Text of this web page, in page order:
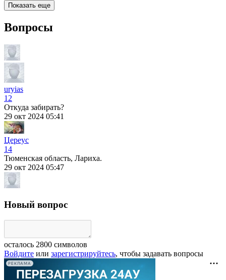
Показать еще
Вопросы
uryias
12
Откуда забирать?
29 окт 2024 05:41
Цереус
14
Тюменская область, Лариха.
29 окт 2024 05:47
Новый вопрос
осталось 2800 символов
Войдите или зарегистрируйтесь, чтобы задавать вопросы
РЕКЛАМА